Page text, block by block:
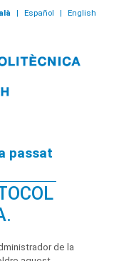
| Español | English
passat
de la